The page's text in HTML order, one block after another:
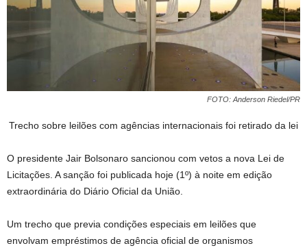
FOTO: Anderson Riedel/PR
Trecho sobre leilões com agências internacionais foi retirado da lei
O presidente Jair Bolsonaro sancionou com vetos a nova Lei de
Licitações. A sanção foi publicada hoje (1º) à noite em edição
extraordinária do Diário Oficial da União.
Um trecho que previa condições especiais em leilões que
envolvam empréstimos de agência oficial de organismos